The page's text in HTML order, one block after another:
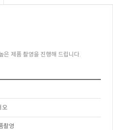
은 제품 촬영을 진행해 드립니다.
오
촬영